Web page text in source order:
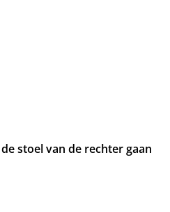
stoel van de rechter gaan